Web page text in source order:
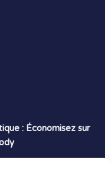
: Économisez sur